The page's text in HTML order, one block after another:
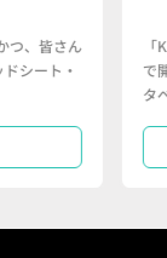
つ、皆さん
シート・
で
タ